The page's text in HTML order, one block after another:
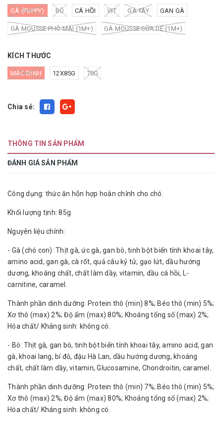
GÀ (PUPPY) BÒ CÁ HỒI VỊT GÀ TÂY GAN GÀ
GÀ MOUSSE PHÔ MAI (1M+) GÀ MOUSSE SỮA DÊ (1M+)
KÍCH THƯỚC
MẶC ĐỊNH 12X85G 70G
Chia sẻ:
THÔNG TIN SẢN PHẨM
ĐÁNH GIÁ SẢN PHẨM
Công dụng: thức ăn hỗn hợp hoàn chỉnh cho chó.
Khối lượng tịnh: 85g
Nguyên liệu chính:
- Gà (chó con): Thịt gà, ức gà, gan bò, tinh bột biến tính khoai tây,
amino acid, gan gà, cà rốt, quả câu kỷ tử, gạo lứt, dầu hướng
dương, khoáng chất, chất làm dầy, vitamin, dầu cá hồi, L-
carnitine, caramel.
Thành phần dinh dưỡng: Protein thô (min) 8%; Béo thô (min) 5%;
Xơ thô (max) 2%; Độ ẩm (max) 80%; Khoáng tổng số (max) 2%;
Hóa chất/ Kháng sinh: không có.
- Bò: Thịt gà, gan bò, tinh bột biến tính khoai tây, amino acid, gan
gà, khoai lang, bí đỏ, đậu Hà Lan, dầu hướng dương, khoáng
chất, chất làm dầy, vitamin, Glucosamine, Chondroitin, caramel.
Thành phần dinh dưỡng: Protein thô (min) 7%; Béo thô (min) 5%;
Xơ thô (max) 2%; Độ ẩm (max) 80%; Khoáng tổng số (max) 2%;
Hóa chất/ Kháng sinh: không có.